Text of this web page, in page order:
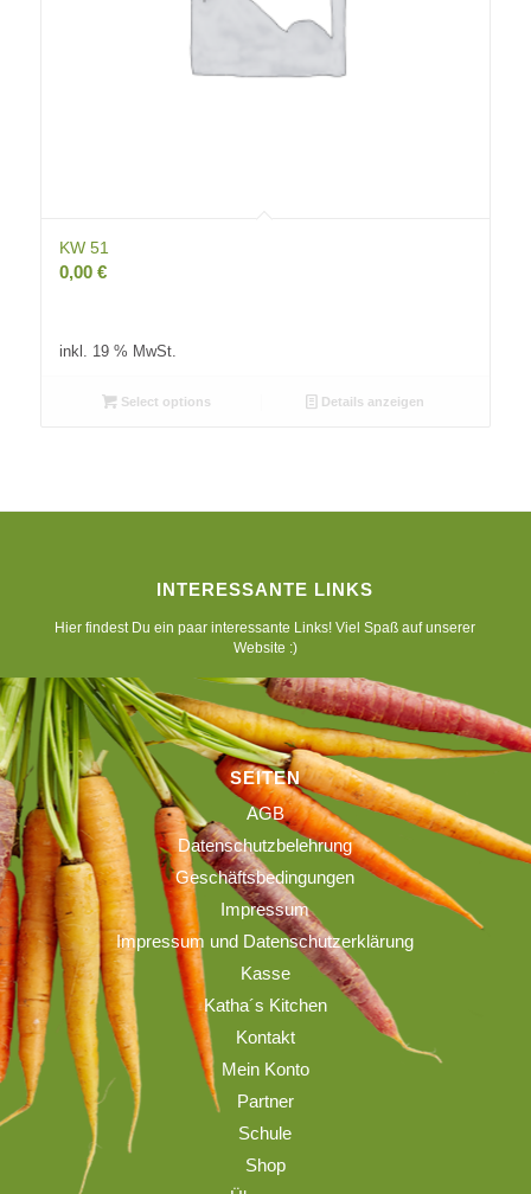
KW 51
0,00 €
inkl. 19 % MwSt.
Select options Details anzeigen
INTERESSANTE LINKS
Hier findest Du ein paar interessante Links! Viel Spaß auf unserer
Website :)
SEITEN
AGB
Datenschutzbelehrung
Geschäftsbedingungen
Impressum
Impressum und Datenschutzerklärung
Kasse
Katha´s Kitchen
Kontakt
Mein Konto
Partner
Schule
Shop